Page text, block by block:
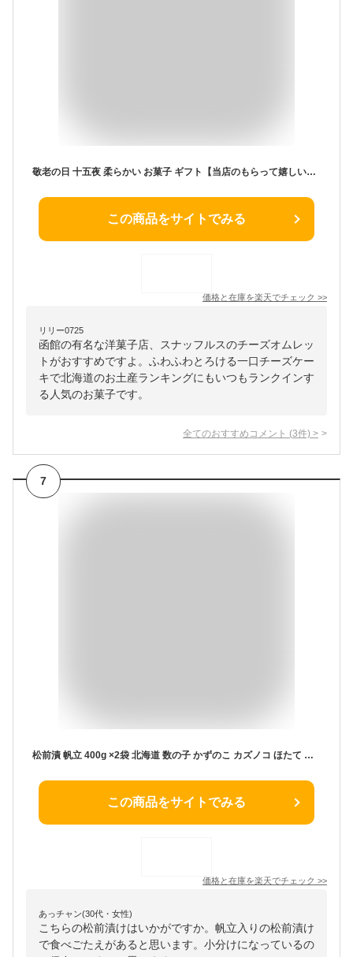
敬老の日 十五夜 柔らかい お菓子 ギフト【当店のもらって嬉しいギフトNo.1】チーズオムレット 8個入 チーズケーキ 北海道 お菓子 洋菓子 手づくり スイーツ デザート スフレ チーズスフレ プレゼント 土産 取り寄せ 贈り物 記念日 内祝い お返し 礼 祝い スナッフルス公式
この商品をサイトでみる
価格と在庫を楽天でチェック >>
リリー0725
函館の有名な洋菓子店、スナッフルスのチーズオムレッ
トがおすすめですよ。ふわふわとろける一口チーズケー
キで北海道のお土産ランキングにもいつもランクインす
る人気のお菓子です。
全てのおすすめコメント (3件) >
7
松前漬 帆立 400g ×2袋 北海道 数の子 かずのこ カズノコ ほたて ホタテ ギフト お土産 海鮮 珍味 おつまみ 函館 誉食品
この商品をサイトでみる
価格と在庫を楽天でチェック >>
あっチャン(30代・女性)
こちらの松前漬けはいかがですか。帆立入りの松前漬け
で食べごたえがあると思います。小分けになっているの